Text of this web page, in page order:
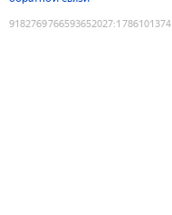
9182769766593652027:1786101374